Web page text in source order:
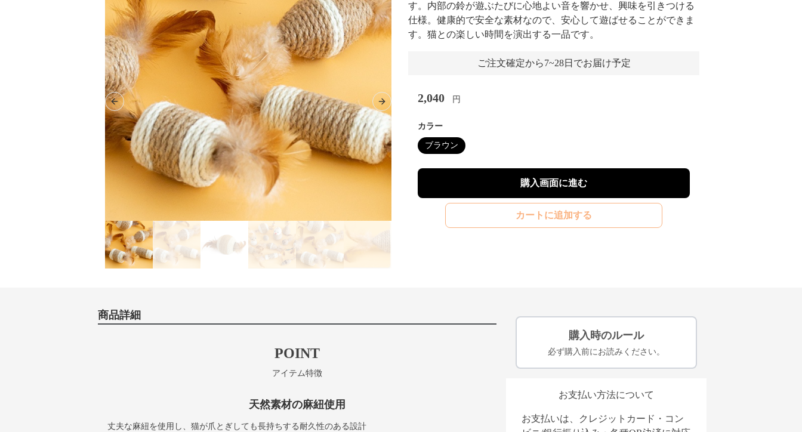
Previous slide Next slide
す。内部の鈴が遊ぶたびに心地よい音を響かせ、興味を引きつける
仕様。健康的で安全な素材なので、安心して遊ばせることができま
す。猫との楽しい時間を演出する一品です。
ご注文確定から7~28日でお届け予定
2,040 円
カラー
ブラウン
購入画面に進む
カートに追加する
商品詳細
POINT
アイテム特徴
天然素材の麻紐使用
丈夫な麻紐を使用し、猫が爪とぎしても長持ちする耐久性のある設計
購入時のルール
必ず購入前にお読みください。
お支払い方法について
お支払いは、クレジットカード・コン